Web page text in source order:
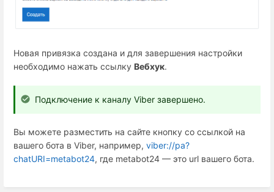
Новая привязка создана и для завершения настройки
необходимо нажать ссылку Вебхук.
Подключение к каналу Viber завершено.
Вы можете разместить на сайте кнопку со ссылкой на
вашего бота в Viber, например, viber://pa?
chatURI=metabot24, где metabot24 — это url вашего бота.